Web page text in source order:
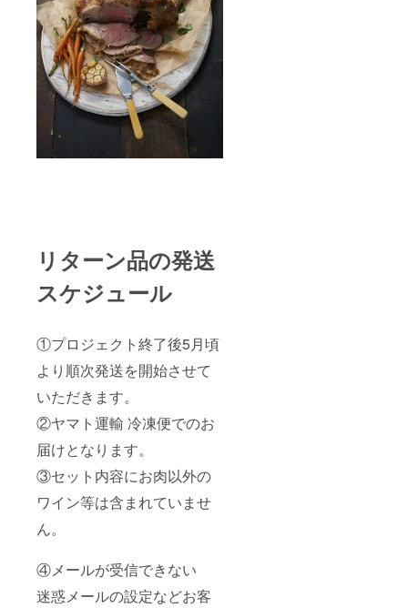
リターン品の発送
スケジュール
①プロジェクト終了後5月頃
より順次発送を開始させて
いただきます。
②ヤマト運輸 冷凍便でのお
届けとなります。
③セット内容にお肉以外の
ワイン等は含まれていませ
ん。
④メールが受信できない
迷惑メールの設定などお客